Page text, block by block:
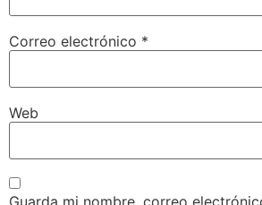
Correo electrónico *
Web
Guarda mi nombre, correo